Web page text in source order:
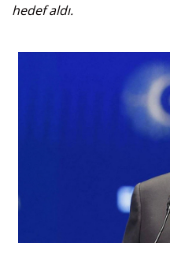
hedef aldı.